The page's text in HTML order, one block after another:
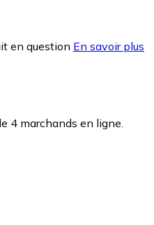
en question En savoir plus
4 marchands en ligne.